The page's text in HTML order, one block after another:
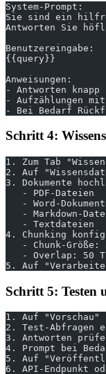
System-Prompt:
Sie sind ein
Antworten Sie
Benutzereingabe:
{{query}}
Anweisungen:
- Antworten knapp
- Aufzählungen
- Bei Bedarf
Schritt 4:
1. Zum Tab
2. Auf
3. Dokumente
   - PDF-Dateien
- Word-
- Markdown-
   - Textdateien
4. Chunking
- Chunk-Größe:
- Overlap: 50
5. Auf
Schritt 5: Testen
1. Auf "Vorschau"
2. Test-Abfragen
3. Antworten
4. Prompt bei
5. Auf
6. API-Endpunkt